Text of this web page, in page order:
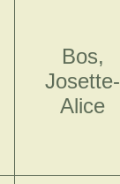
Bos,
Josette-
Alice